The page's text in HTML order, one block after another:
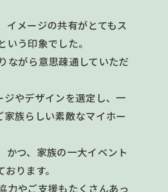
イメージの共有がとてもス
う印象でした。
ながら意思疎通していただ
やデザインを選定し、一
族らしい素敵なマイホー
かつ、家族の一大イベント
ります。
力やご支援もたくさんあっ